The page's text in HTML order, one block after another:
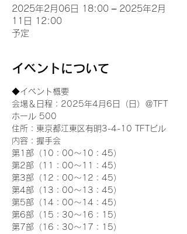
2025年2月06日 18:00 – 2025年2月
11日 12:00
予定
イベントについて
◆イベント概要
会場＆日程：2025年4月6日（日）＠TFT
ホール 500
住所：東京都江東区有明3-4-10 TFTビル
内容：握手会
第1部（10：00～10：45）
第2部（11：00～11：45）
第3部（12：00～12：45）
第4部（13：00～13：45）
第5部（14：00～14：45）
第6部（15：30～16：15）
第7部（16：30～17：15）